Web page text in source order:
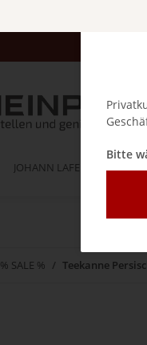
JOHANN LAFER
% SALE % Teekanne
Bitte